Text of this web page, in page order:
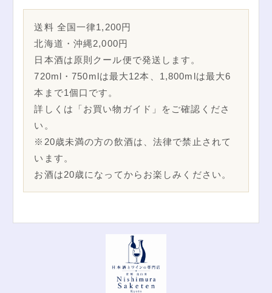
送料 全国一律1,200円
北海道・沖縄2,000円
日本酒は原則クール便で発送します。
720ml・750mlは最大12本、1,800mlは最大6
本まで1個口です。
詳しくは「お買い物ガイド」をご確認くださ
い。
※20歳未満の方の飲酒は、法律で禁止されて
います。
お酒は20歳になってからお楽しみください。